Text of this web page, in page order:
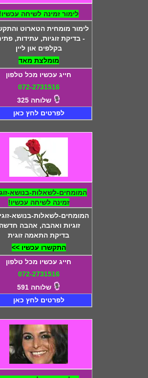
לימור זמינה לשיחה עכשיו!
לימור מומחית הטארוט
- בדיקת זוגיות, עתידות,
בקלפים און ליין
מומלצת מאד
חייג עכשיו מכל טלפון
072-2731516
שלוחה 325
לפרטים לחץ כאן
המומחים-לשאלות-בנושא-
זמינה לשיחה עכשיו!
המומחים-לשאלות-בנושא-
זוגיות ואהבה, אהבה
בדיקת התאמה זוגית
התקשרו עכשיו >>
חייג עכשיו מכל טלפון
072-2731516
שלוחה 591
לפרטים לחץ כאן